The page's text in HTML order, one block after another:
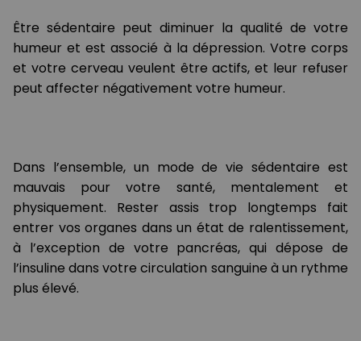
Être sédentaire peut diminuer la qualité de votre
humeur et est associé à la dépression. Votre corps
et votre cerveau veulent être actifs, et leur refuser
peut affecter négativement votre humeur.
Dans l’ensemble, un mode de vie sédentaire est
mauvais pour votre santé, mentalement et
physiquement. Rester assis trop longtemps fait
entrer vos organes dans un état de ralentissement,
à l’exception de votre pancréas, qui dépose de
l’insuline dans votre circulation sanguine à un rythme
plus élevé.